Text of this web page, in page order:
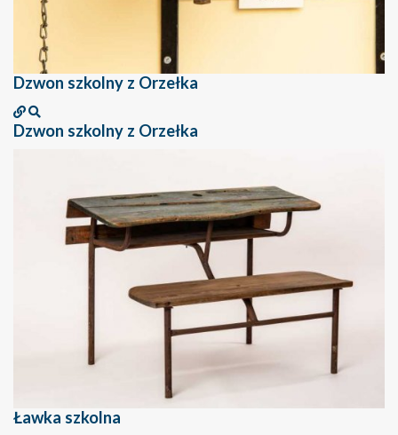
Dzwon szkolny z Orzełka
Dzwon szkolny z Orzełka
Ławka szkolna